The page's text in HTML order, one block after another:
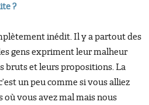
?
inédit. Il y a partout des
gens expriment leur malheur
bruts et leurs propositions. La
un peu comme si vous alliez
où vous avez mal mais nous